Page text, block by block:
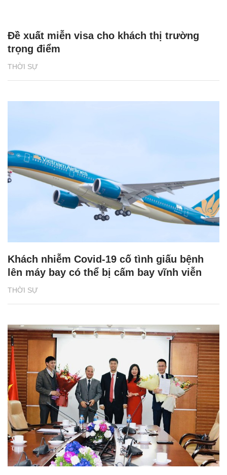
THỜI SỰ
Đề xuất miễn visa cho khách thị trường
trọng điểm
THỜI SỰ
Khách nhiễm Covid-19 cố tình giấu bệnh
lên máy bay có thể bị cấm bay vĩnh viễn